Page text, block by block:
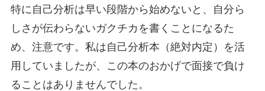
特に自己分析は早い段階から始めないと、自分ら
しさが伝わらないガクチカを書くことになるた
め、注意です。私は自己分析本（絶対内定）を活
用していましたが、この本のおかげで面接で負け
ることはありませんでした。